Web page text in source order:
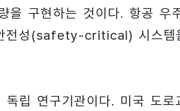
구현하는 것이다. 항공 우
전성(safety-critical) 시스템
립 연구기관이다. 미국 도